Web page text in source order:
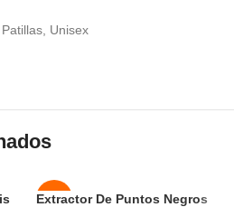
Patillas Unisex
-43%
Extractor De Puntos Negros